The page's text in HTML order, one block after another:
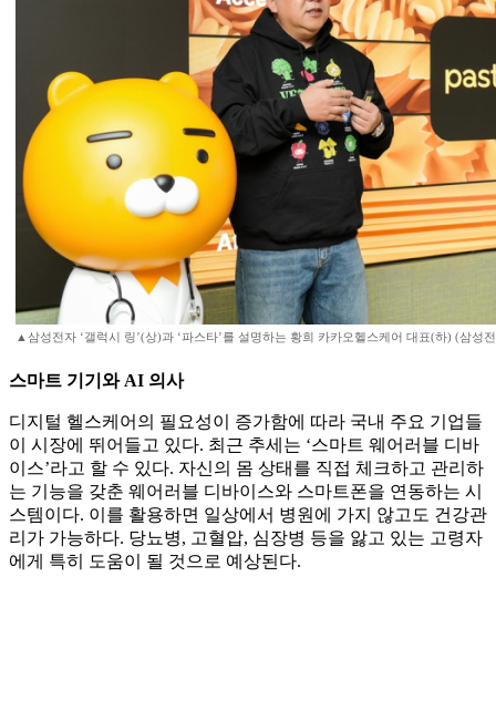
▲삼성전자 ‘갤럭시 링’(상)과 ‘파스타’를 설명하는 황희 카카오헬스케어 대표(하) (삼성
스마트 기기와 AI 의사
디지털 헬스케어의 필요성이 증가함에 따라 국내 주요 기업들
이 시장에 뛰어들고 있다. 최근 추세는 ‘스마트 웨어러블 디바
이스’라고 할 수 있다. 자신의 몸 상태를 직접 체크하고 관리하
는 기능을 갖춘 웨어러블 디바이스와 스마트폰을 연동하는 시
스템이다. 이를 활용하면 일상에서 병원에 가지 않고도 건강관
리가 가능하다. 당뇨병, 고혈압, 심장병 등을 앓고 있는 고령자
에게 특히 도움이 될 것으로 예상된다.